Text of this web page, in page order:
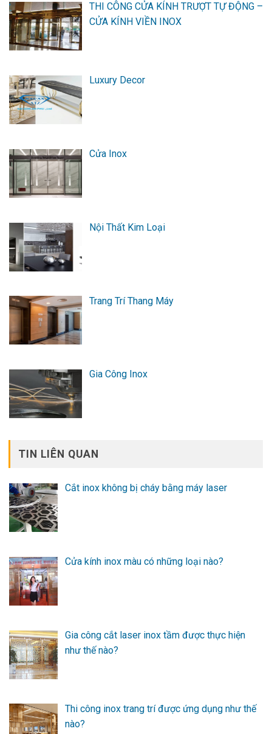
THI CÔNG CỬA KÍNH TRƯỢT TỰ ĐỘNG –
CỬA KÍNH VIỀN INOX
Luxury Decor
Cửa Inox
Nội Thất Kim Loại
Trang Trí Thang Máy
Gia Công Inox
TIN LIÊN QUAN
Cắt inox không bị cháy bằng máy laser
Cửa kính inox màu có những loại nào?
Gia công cắt laser inox tầm được thực hiện
như thế nào?
Thi công inox trang trí được ứng dụng như thế
nào?